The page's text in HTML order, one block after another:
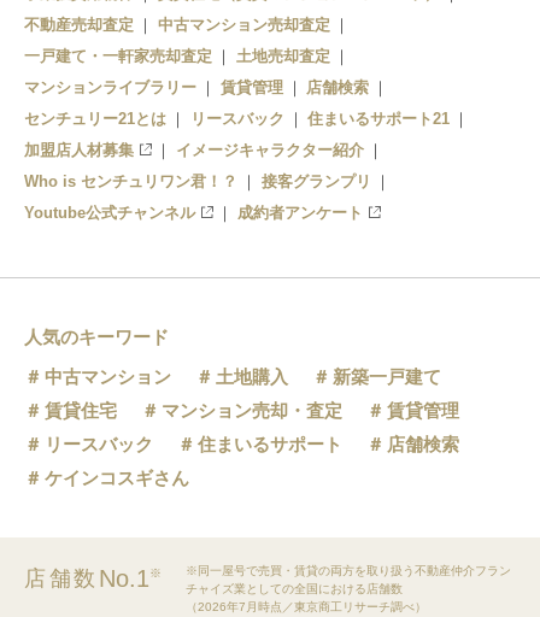
不動産売却査定
中古マンション売却査定
一戸建て・一軒家売却査定
土地売却査定
マンションライブラリー
賃貸管理
店舗検索
センチュリー21とは
リースバック
住まいるサポート21
加盟店人材募集
イメージキャラクター紹介
Who is センチュリワン君！？
接客グランプリ
Youtube公式チャンネル
成約者アンケート
人気のキーワード
中古マンション
土地購入
新築一戸建て
賃貸住宅
マンション売却・査定
賃貸管理
リースバック
住まいるサポート
店舗検索
ケインコスギさん
店舗数 No.1※
※同一屋号で売買・賃貸の両方を取り扱う不動産仲介フラン
チャイズ業としての全国における店舗数
（2026年7月時点／東京商工リサーチ調べ）